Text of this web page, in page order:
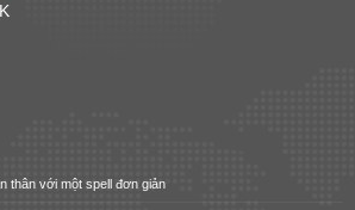
thân với một spell đơn giản